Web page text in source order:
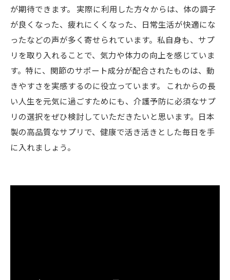
が期待できます。 実際に利用した方々からは、体の調子
が良くなった、疲れにくくなった、日常生活が快適にな
ったなどの声が多く寄せられています。私自身も、サプ
リを取り入れることで、気力や体力の向上を感じていま
す。特に、関節のサポート成分が配合されたものは、動
きやすさを実感するのに役立っています。 これからの長
い人生を元気に過ごすためにも、介護予防に必須なサプ
リの選択をぜひ検討していただきたいと思います。日本
製の高品質なサプリで、健康で活き活きとした毎日を手
に入れましょう。